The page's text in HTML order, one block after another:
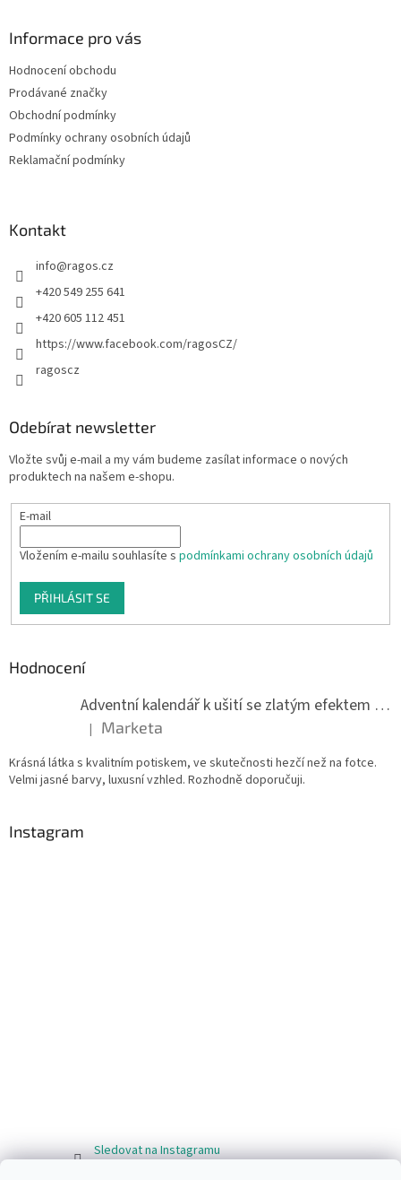
Informace pro vás
Hodnocení obchodu
Prodávané značky
Obchodní podmínky
Podmínky ochrany osobních údajů
Reklamační podmínky
Kontakt
info@ragos.cz
+420 549 255 641
+420 605 112 451
https://www.facebook.com/ragosCZ/
ragoscz
Odebírat newsletter
Vložte svůj e-mail a my vám budeme zasílat informace o nových
produktech na našem e-shopu.
E-mail
Vložením e-mailu souhlasíte s podmínkami ochrany osobních údajů
PŘIHLÁSIT SE
Hodnocení
Adventní kalendář k ušití se zlatým efektem 042Q
Hodnocení produktu je 5 z 5 hvězdiček.
| Marketa
Krásná látka s kvalitním potiskem, ve skutečnosti hezčí než na fotce.
Velmi jasné barvy, luxusní vzhled. Rozhodně doporučuji.
Instagram
Sledovat na Instagramu